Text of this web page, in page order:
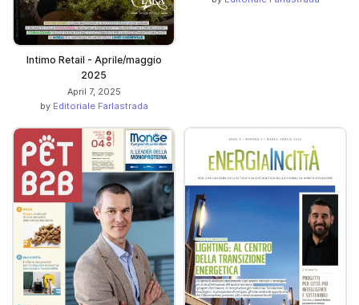
Intimo Retail - Aprile/maggio
2025
April 7, 2025
by Editoriale Farlastrada